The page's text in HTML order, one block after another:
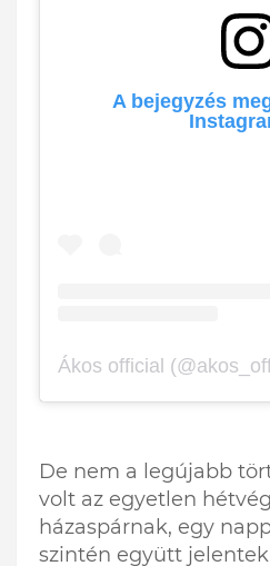
A bejegyzés
De nem a legújabb
volt az egyetlen
házaspárnak, egy
szintén együtt